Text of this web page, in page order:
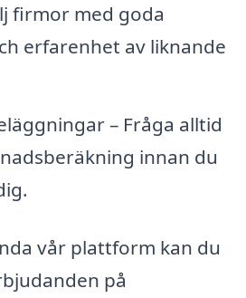
firmor med goda
erfarenhet av liknande
– Fråga alltid
innan du
vår plattform kan du
på